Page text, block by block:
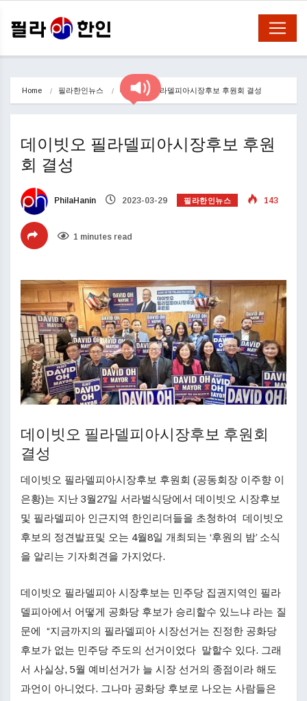
Home 필라한인뉴스 데이빗오 필라델피아시장후보 후원회 결성
데이빗오 필라델피아시장후보 후원
회 결성
PhilaHanin 2023-03-29 필라한인뉴스 143
1 minutes read
데이빗오 필라델피아시장후보 후원회
결성
데이빗오 필라델피아시장후보 후원회 (공동회장 이주향 이
은황)는 지난 3월27일 서라벌식당에서 데이빗오 시장후보
및 필라델피아 인근지역 한인리더들을 초청하여 데이빗오
후보의 정견발표및 오는 4월8일 개최되는 ‘후원의 밤’ 소식
을 알리는 기자회견을 가지었다.
데이빗오 필라델피아 시장후보는 민주당 집권지역인 필라
델피아에서 어떻게 공화당 후보가 승리할수 있느냐 라는 질
문에 “지금까지의 필라델피아 시장선거는 진정한 공화당
후보가 없는 민주당 주도의 선거이었다 말할수 있다. 그래
서 사실상, 5월 예비선거가 늘 시장 선거의 종점이라 해도
과언이 아니었다. 그나마 공화당 후보로 나오는 사람들은